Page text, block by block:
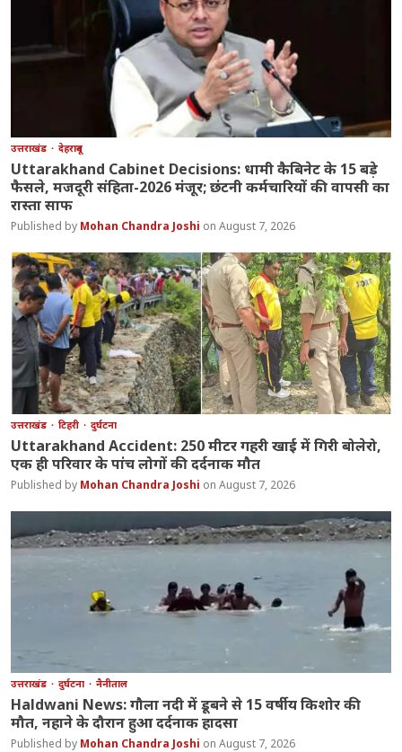
उत्तराखंड देहरादून
Uttarakhand Cabinet Decisions: धामी कैबिनेट के 15 बड़े
फैसले, मजदूरी संहिता-2026 मंजूर; छंटनी कर्मचारियों की वापसी का
रास्ता साफ
Mohan Chandra Joshi August 7, 2026
उत्तराखंड टिहरी दुर्घटना
Uttarakhand Accident: 250 मीटर गहरी खाई में गिरी बोलेरो,
एक ही परिवार के पांच लोगों की दर्दनाक मौत
Mohan Chandra Joshi August 7, 2026
उत्तराखंड दुर्घटना नैनीताल
Haldwani News: गौला नदी में डूबने से 15 वर्षीय किशोर की
मौत, नहाने के दौरान हुआ दर्दनाक हादसा
Mohan Chandra Joshi August 7, 2026